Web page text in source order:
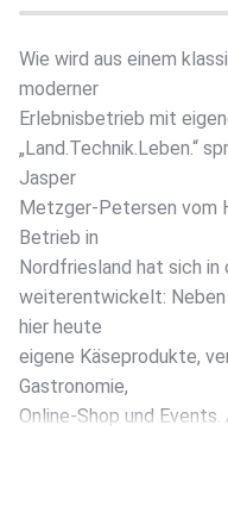
Wie wird aus einem
moderner
Erlebnisbetrieb mit
„Land.Technik.Leben.“
Jasper
Metzger-Petersen vom
Betrieb in
Nordfriesland hat sich
weiterentwickelt:
hier heute
eigene Käseprodukte,
Gastronomie,
Online-Shop und